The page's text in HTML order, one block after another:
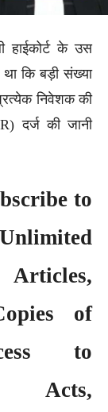
हाईकोर्ट के उस
था कि बड़ी संख्या
निवेशक की
दर्ज की जानी
to
of
to
Acts,